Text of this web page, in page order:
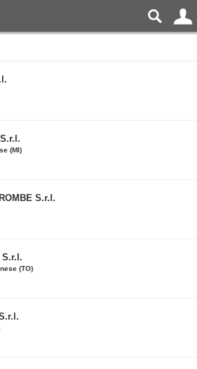
(MI)
S.r.l.
S.r.l.
(TO)